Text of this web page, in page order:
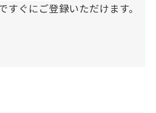
すぐにご登録いただけます。